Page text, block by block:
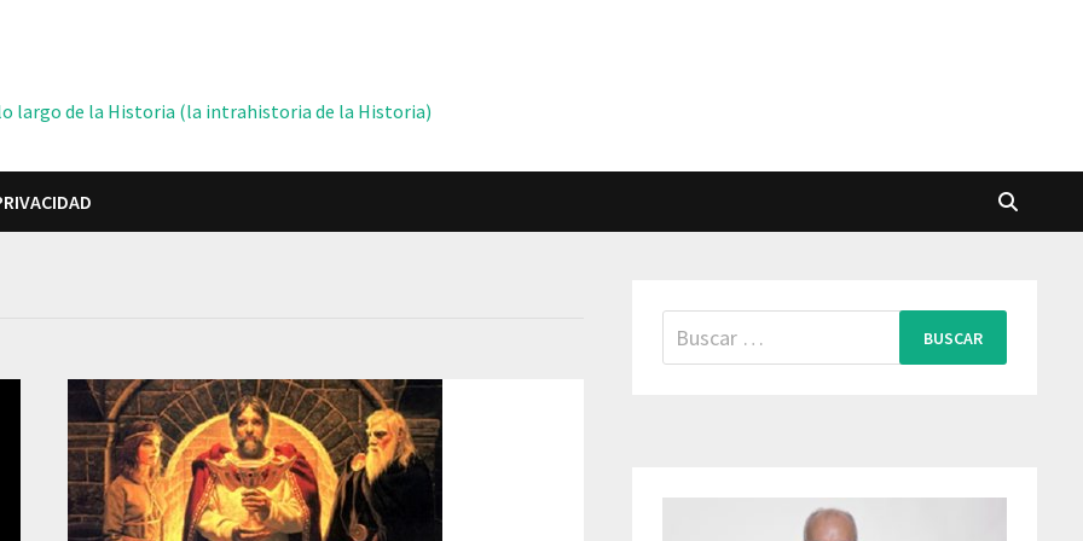
lo largo de la Historia (la intrahistoria de la Historia)
Buscar: